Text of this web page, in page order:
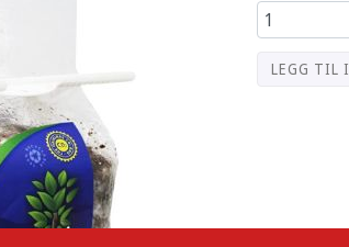
LEGG TIL